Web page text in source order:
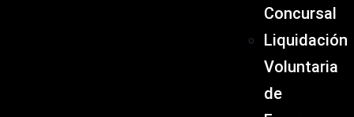
Concursal
Liquidación
Voluntaria
de